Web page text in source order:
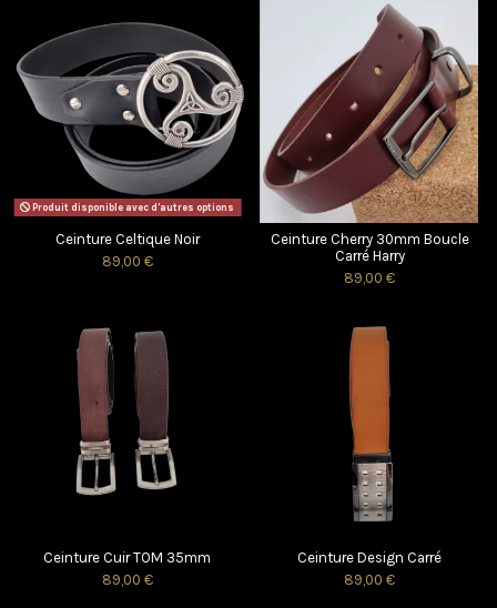
Produit disponible avec d'autres options
Ceinture Celtique Noir
89,00 €
Ceinture Cherry 30mm Boucle
Carré Harry
89,00 €
Ceinture Cuir TOM 35mm
89,00 €
Ceinture Design Carré
89,00 €